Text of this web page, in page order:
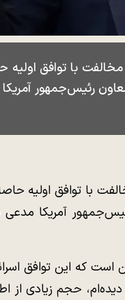
مخالفت با توافق
رئیس‌جمهور
با توافق اولیه
آمریکا مدعی
که این توافق
حجم زیادی از